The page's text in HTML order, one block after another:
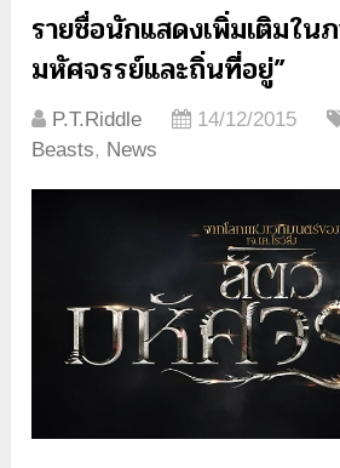
รายชื่อนักแสดงเพิ่มเติมใน
มหัศจรรย์และถิ่นที่อยู่”
P.T.Riddle 14/12/2015
Beasts, News